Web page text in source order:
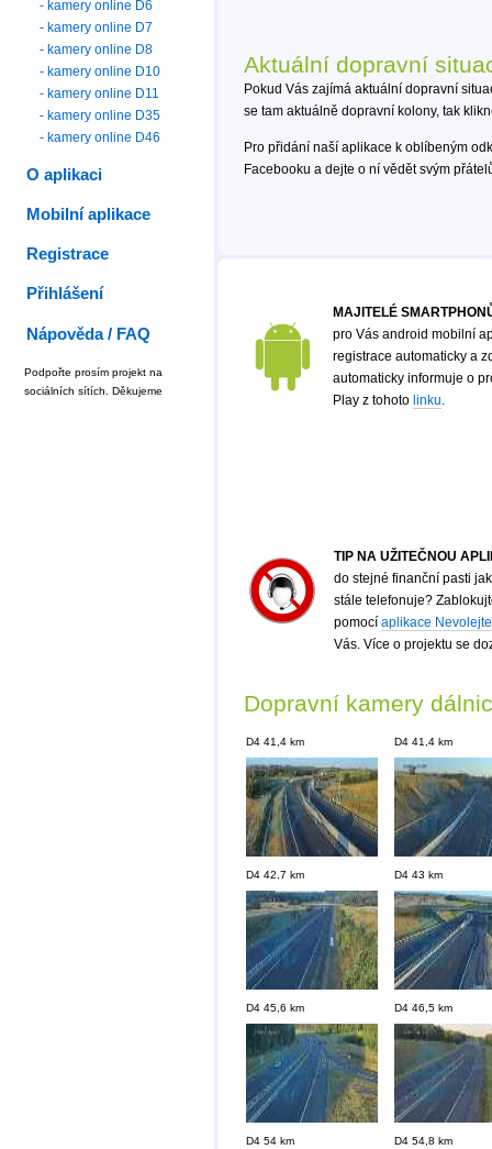
Aktuální dopravní
Pokud Vás zajímá aktuální dopravní
se tam aktuálně dopravní kolony, tak
Pro přidání naší aplikace k oblíbeným
Facebooku a dejte o ní vědět svým
MAJITELÉ
pro Vás android mobilní
registrace automaticky a
automaticky informuje o
Play z tohoto linku
TIP NA UŽITEČNOU
do stejné finanční pasti
stále telefonuje?
pomocíaplikace
Vás. Více o projektu se
Dopravní kamery
D4 41,4 km D4 41,4 km
D4 42,7 km D4 43 km
D4 45,6 km D4 46,5 km
D4 54 km D4 54,8 km
- kamery online D6
- kamery online D7
- kamery online D8
- kamery online D10
- kamery online D11
- kamery online D35
- kamery online D46
O aplikaci
Mobilní aplikace
Registrace
Přihlášení
Nápověda / FAQ
Podpořte prosím projekt na
sociálních sítích. Děkujeme